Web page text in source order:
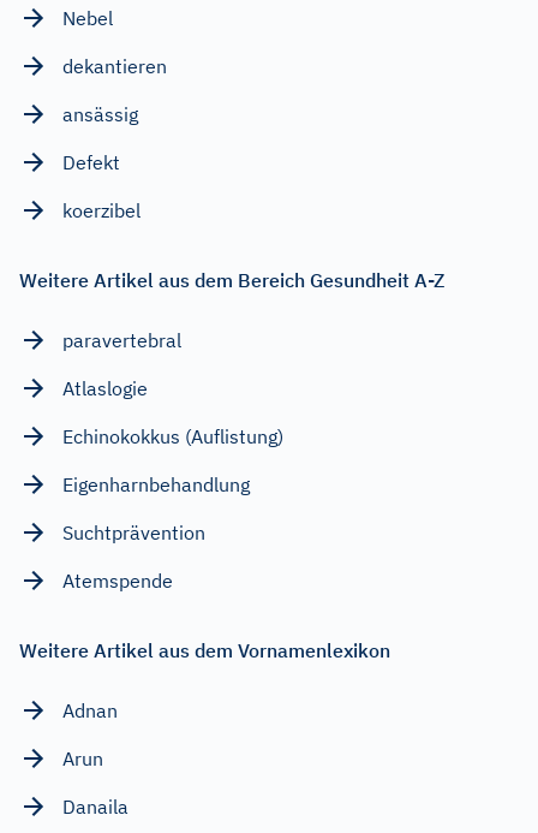
Nebel
dekantieren
ansässig
Defekt
koerzibel
Weitere Artikel aus dem Bereich Gesundheit A-Z
paravertebral
Atlaslogie
Echinokokkus (Auflistung)
Eigenharnbehandlung
Suchtprävention
Atemspende
Weitere Artikel aus dem Vornamenlexikon
Adnan
Arun
Danaila